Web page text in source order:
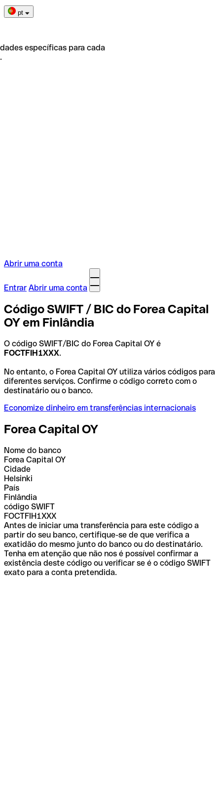
pt
específicas para cada
Abrir uma conta
Entrar Abrir uma conta
Código SWIFT / BIC do Forea Capital
OY em Finlândia
O código SWIFT/BIC do Forea Capital OY é
FOCTFIH1XXX.
No entanto, o Forea Capital OY utiliza vários códigos para
diferentes serviços. Confirme o código correto com o
destinatário ou o banco.
Economize dinheiro em transferências internacionais
Forea Capital OY
Nome do banco
Forea Capital OY
Cidade
Helsinki
País
Finlândia
código SWIFT
FOCTFIH1XXX
Antes de iniciar uma transferência para este código a
partir do seu banco, certifique-se de que verifica a
exatidão do mesmo junto do banco ou do destinatário.
Tenha em atenção que não nos é possível confirmar a
existência deste código ou verificar se é o código SWIFT
exato para a conta pretendida.